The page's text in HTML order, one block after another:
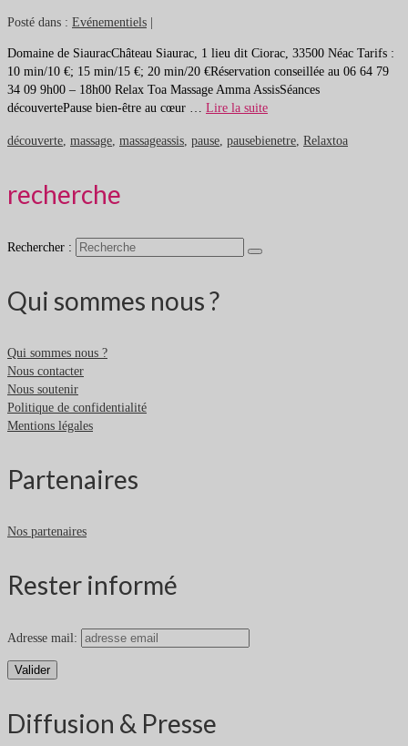
Posté dans : Evénementiels
Domaine de SiauracChâteau Siaurac, 1 lieu dit Ciorac, 33500 Néac Tarifs :
10 min/10 €; 15 min/15 €; 20 min/20 €Réservation conseillée au 06 64 79
34 09 9h00 – 18h00 Relax Toa Massage Amma AssisSéances
découvertePause bien-être au cœur … Lire la suite
découverte, massage, massageassis, pause, pausebienetre, Relaxtoa
recherche
Rechercher :
Qui sommes nous ?
Qui sommes nous ?
Nous contacter
Nous soutenir
Politique de confidentialité
Mentions légales
Partenaires
Nos partenaires
Rester informé
Adresse mail:
Diffusion & Presse